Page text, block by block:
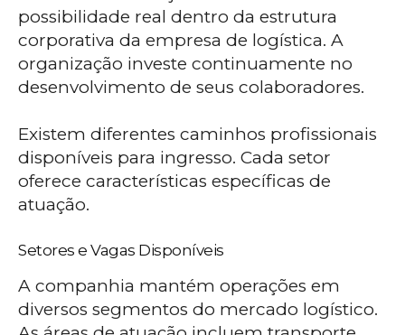
possibilidade real dentro da estrutura
corporativa da empresa de logística. A
organização investe continuamente no
desenvolvimento de seus colaboradores.
Existem diferentes caminhos profissionais
disponíveis para ingresso. Cada setor
oferece características específicas de
atuação.
Setores e Vagas Disponíveis
A companhia mantém operações em
diversos segmentos do mercado logístico.